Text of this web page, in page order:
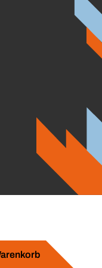
Rechte vorbehalten.